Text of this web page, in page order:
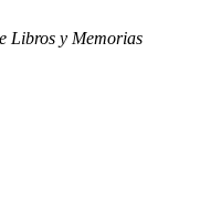
Libros y Memorias